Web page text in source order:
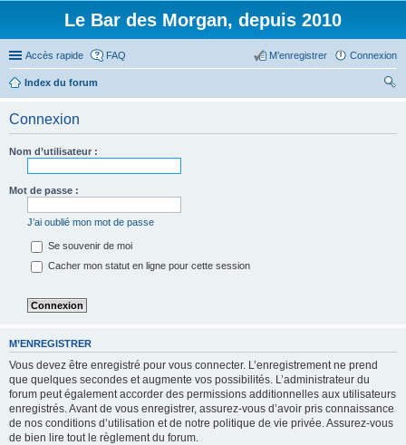
Le Bar des Morgan, depuis 2010
Accès rapide FAQ Connexion
M’enregistrer
Index du forum
Connexion
Nom d’utilisateur :
Mot de passe :
J’ai oublié mon mot de passe
Se souvenir de moi
Cacher mon statut en ligne pour cette session
M’ENREGISTRER
Vous devez être enregistré pour vous connecter. L’enregistrement ne prend
que quelques secondes et augmente vos possibilités. L’administrateur du
forum peut également accorder des permissions additionnelles aux utilisateurs
enregistrés. Avant de vous enregistrer, assurez-vous d’avoir pris connaissance
de nos conditions d’utilisation et de notre politique de vie privée. Assurez-vous
de bien lire tout le règlement du forum.